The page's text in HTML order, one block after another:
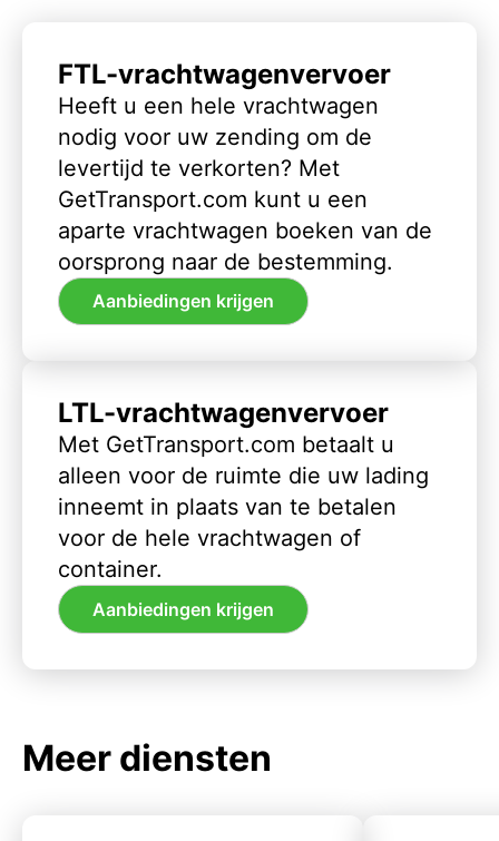
FTL-vrachtwagenvervoer
Heeft u een hele vrachtwagen
nodig voor uw zending om de
levertijd te verkorten? Met
GetTransport.com kunt u een
aparte vrachtwagen boeken van de
oorsprong naar de bestemming.
Aanbiedingen krijgen
LTL-vrachtwagenvervoer
Met GetTransport.com betaalt u
alleen voor de ruimte die uw lading
inneemt in plaats van te betalen
voor de hele vrachtwagen of
container.
Aanbiedingen krijgen
Meer diensten